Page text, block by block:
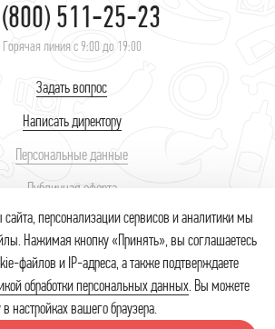
511-25-23
Горячая линия с 9:00 до 19:00
Задать вопрос
Написать директору
Персональные данные
Публичная оферта
Сергеевич – интернет-магазин продуктов.
знаков № 418512, 446839 осуществляется на
договора. Незаконное использование товарного
гражданскую, административную и уголовную
(ст.1515 ГК РФ, ст.14.10. КоАП РФ, ст.180 УК РФ)
персонализации сервисов и аналитики мы
Нажимая кнопку «Принять», вы соглашаетесь
файлов и IP-адреса, а также подтверждаете
обработки персональных данных. Вы можете
в настройках вашего браузера.